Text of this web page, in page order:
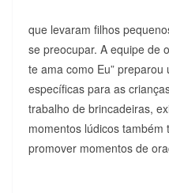
que levaram filhos
se preocupar. A equipe de
te ama como Eu”
específicas para as
trabalho de brincadeiras,
momentos lúdicos também
promover momentos de